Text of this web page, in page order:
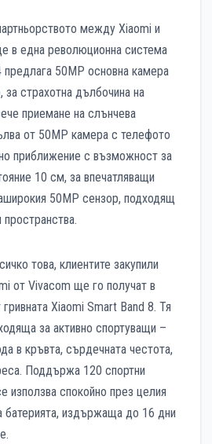
между Xiaomi и
в една революционна система
предлага 50МР основна камера
за страхотна дълбочина на
приемане на слънчева
от 50МР камера с телефото
приближение с възможност за
10 см, за впечатляващи
50МР сензор, подходящ
това, клиентите закупили
от Vivacom ще го получат в
Xiaomi Smart Band 8. Тя
за активно спортуващи –
в кръвта, сърдечната честота,
Поддържа 120 спортни
спокойно през целия
батерията, издържаща до 16 дни